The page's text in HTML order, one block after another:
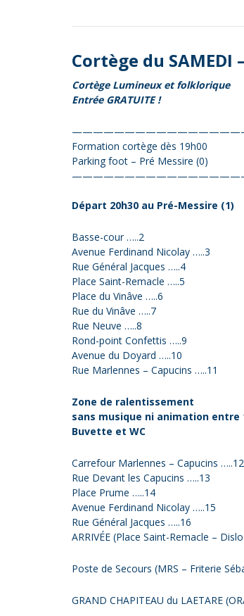
Cortège du SAMEDI
Cortège Lumineux et folklorique
Entrée GRATUITE !
Formation cortège dès 19h00
Parking foot – Pré Messire (0)
Départ 20h30 au Pré-Messire (1)
Basse-cour …..2
Avenue Ferdinand Nicolay …..3
Rue Général Jacques …..4
Place Saint-Remacle …..5
Place du Vinâve …..6
Rue du Vinâve …..7
Rue Neuve …..8
Rond-point Confettis …..9
Avenue du Doyard …..10
Rue Marlennes – Capucins …..11
Zone de ralentissement
sans musique ni animation entre
Buvette et WC
Carrefour Marlennes – Capucins …..12
Rue Devant les Capucins …..13
Place Prume …..14
Avenue Ferdinand Nicolay …..15
Rue Général Jacques …..16
ARRIVÉE (Place Saint-Remacle –
Poste de Secours (MRS – Friterie
GRAND CHAPITEAU du LAETARE